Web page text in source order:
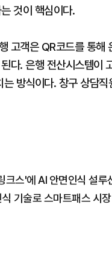
것이 핵심이다.
고객은 QR코드를 통
다. 은행 전산시스템이
방식이다. 창구 상담
크스'에 AI 안면인식 설루
기술로 스마트패스 시